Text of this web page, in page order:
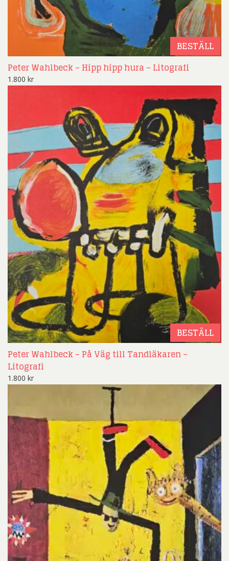
BESTÄLL
Peter Wahlbeck – Hipp hipp hura – Litografi
1.800 kr
BESTÄLL
Peter Wahlbeck – På Väg till Tandläkaren –
Litografi
1.800 kr